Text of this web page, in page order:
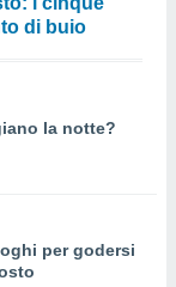
di buio
la notte?
per godersi